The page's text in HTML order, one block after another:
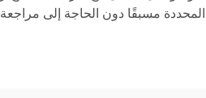
المحددة مسبقًا دون الحاجة إلى